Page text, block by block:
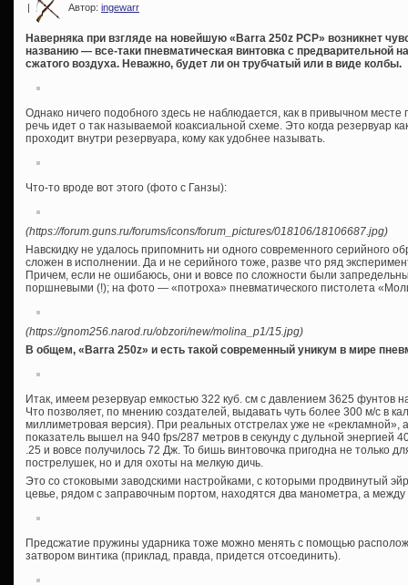
| Автор: ingewarr
Наверняка при взгляде на новейшую «Barra 250z PCP» возникнет
названию — все-таки пневматическая винтовка с предварительной
сжатого воздуха. Неважно, будет ли он трубчатый или в виде колбы.
Однако ничего подобного здесь не наблюдается, как в привычном месте
речь идет о так называемой коаксиальной схеме. Это когда резервуар
проходит внутри резервуара, кому как удобнее называть.
Что-то вроде вот этого (фото с Ганзы):
(https://forum.guns.ru/forums/icons/forum_pictures/018106/18106687.jpg)
Навскидку не удалось припомнить ни одного современного серийного
сложен в исполнении. Да и не серийного тоже, разве что ряд
Причем, если не ошибаюсь, они и вовсе по сложности были
поршневыми (!); на фото — «потроха» пневматического пистолета
(https://gnom256.narod.ru/obzori/new/molina_p1/15.jpg)
В общем, «Barra 250z» и есть такой современный уникум в мире
Итак, имеем резервуар емкостью 322 куб. см с давлением 3625 фунтов
Что позволяет, по мнению создателей, выдавать чуть более 300 м/с в
миллиметровая версия). При реальных отстрелах уже не «рекламной»,
показатель вышел на 940 fps/287 метров в секунду с дульной энергией
.25 и вовсе получилось 72 Дж. То бишь винтовочка пригодна не только
пострелушек, но и для охоты на мелкую дичь.
Это со стоковыми заводскими настройками, с которыми продвинутый
цевье, рядом с заправочным портом, находятся два манометра, а
Предсжатие пружины ударника тоже можно менять с помощью
затвором винтика (приклад, правда, придется отсоединить).